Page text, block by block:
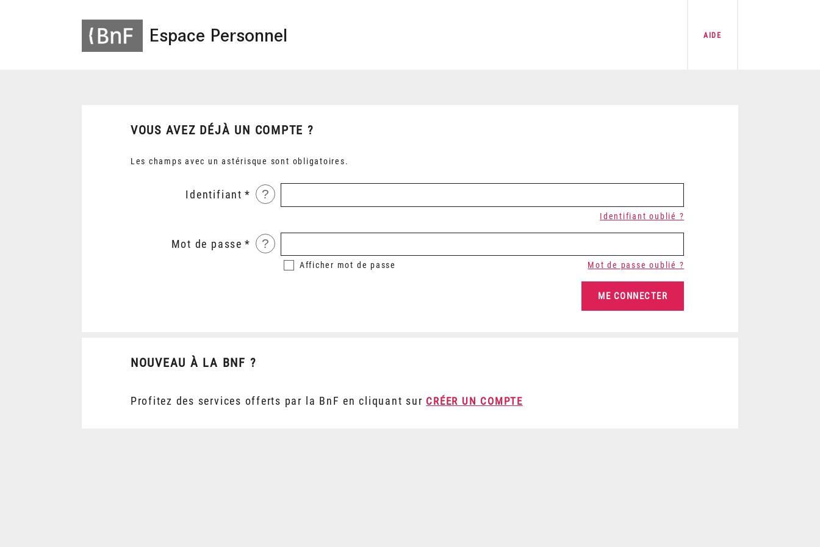
Espace Personnel AIDE
VOUS AVEZ DÉJÀ UN COMPTE ?
Les champs avec un astérisque sont obligatoires.
Identifiant ?
Identifiant oublié ?
Mot de passe ?
Afficher mot de passe Mot de passe oublié ?
NOUVEAU À LA BNF ?
Profitez des services offerts par la BnF en cliquant sur CRÉER UN COMPTE